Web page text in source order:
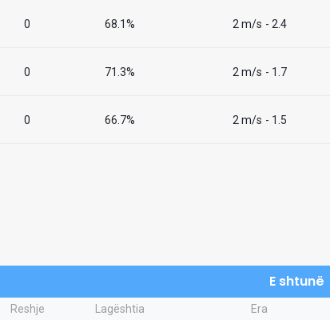
0 68.1% 2 m/s - 2.4
0 71.3% 2 m/s - 1.7
0 66.7% 2 m/s - 1.5
E shtunë
Reshje Lagështia Era